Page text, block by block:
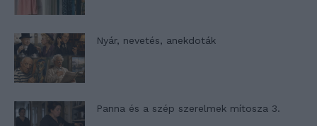
Nyár, nevetés, anekdoták
Panna és a szép szerelmek mítosza 3.